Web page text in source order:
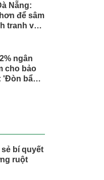
Nẵng:
để sâm
tranh với
ngân
cho bảo
'Đòn bẩy'
bí quyết
ruột